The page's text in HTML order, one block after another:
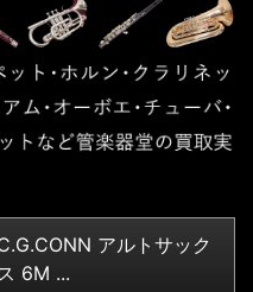
アルトサック
ス 6M ...